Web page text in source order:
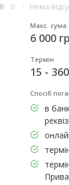
0 Нема
Макс. сума
6 000
Термін
15 -
Спосіб
в